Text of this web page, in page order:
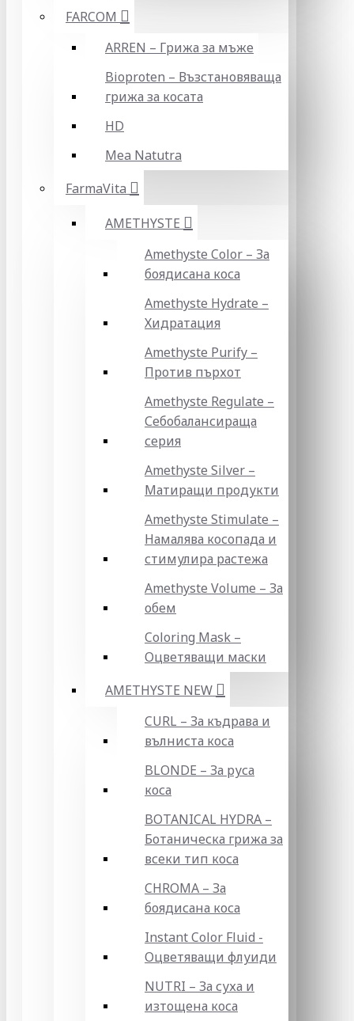
FARCOM
ARREN – Грижа за мъже
Bioproten – Възстановяваща
грижа за косата
HD
Mea Natutra
FarmaVita
AMETHYSTE
Amethyste Color – За
боядисана коса
Amethyste Hydrate –
Хидратация
Amethyste Purify –
Против пърхот
Amethyste Regulate –
Себобалансираща
серия
Amethyste Silver –
Матиращи продукти
Amethyste Stimulate –
Намалява косопада и
стимулира растежа
Amethyste Volume – За
обем
Coloring Mask –
Оцветяващи маски
AMETHYSTE NEW
CURL – За къдрава и
вълниста коса
BLONDE – За руса
коса
BOTANICAL HYDRA –
Ботаническа грижа за
всеки тип коса
CHROMA – За
боядисана коса
Instant Color Fluid -
Оцветяващи флуиди
NUTRI – За суха и
изтощена коса